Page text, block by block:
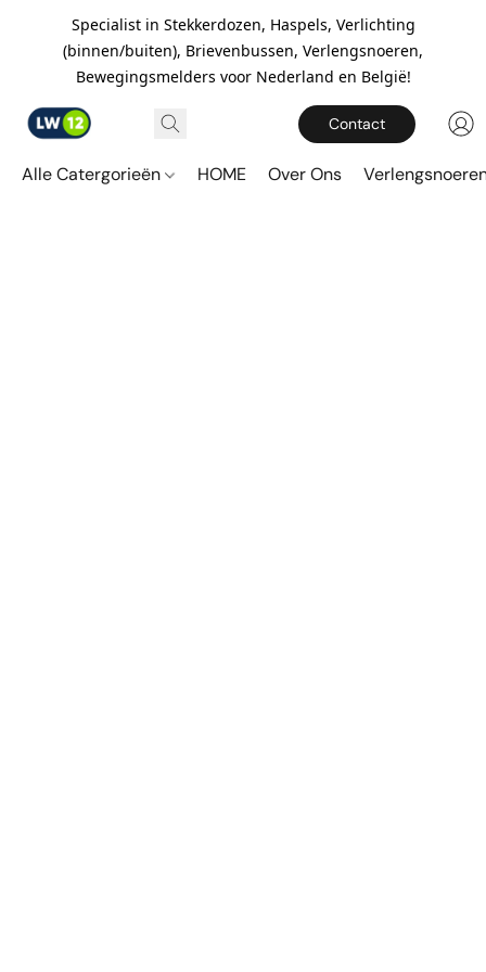
Specialist in Stekkerdozen, Haspels, Verlichting
(binnen/buiten), Brievenbussen, Verlengsnoeren,
Bewegingsmelders voor Nederland en België!
Contact
Alle Catergorieën HOME Over Ons